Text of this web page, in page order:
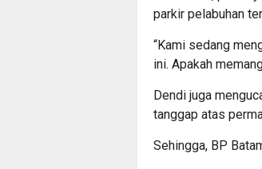
parkir pelabuhan
“Kami sedang
ini. Apakah
Dendi juga
tanggap atas
Sehingga, BP